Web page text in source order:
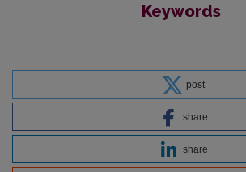
Keywords
-
post
share
share